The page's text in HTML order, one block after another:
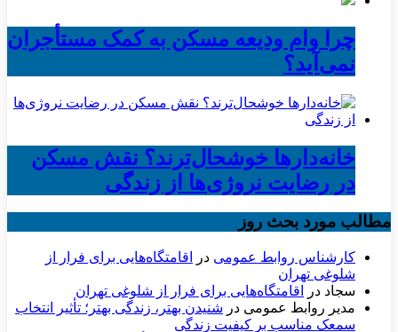
چرا وام ودیعه مسکن به کمک مستأجران
نمی‌آید؟
خانه‌دارها خوشحال‌ترند؟ نقش مسکن
در رضایت نروژی‌ها از زندگی
مطالب مورد بحث روز
کارشناس روابط عمومی در
اقامتگاه‌هایی برای فرار از
شلوغی تهران
سجاد در
اقامتگاه‌هایی برای فرار از شلوغی تهران
مدیر روابط عمومی در شنیدن بهتر، زندگی بهتر؛ تأثیر انتخاب
سمعک مناسب بر کیفیت زندگی